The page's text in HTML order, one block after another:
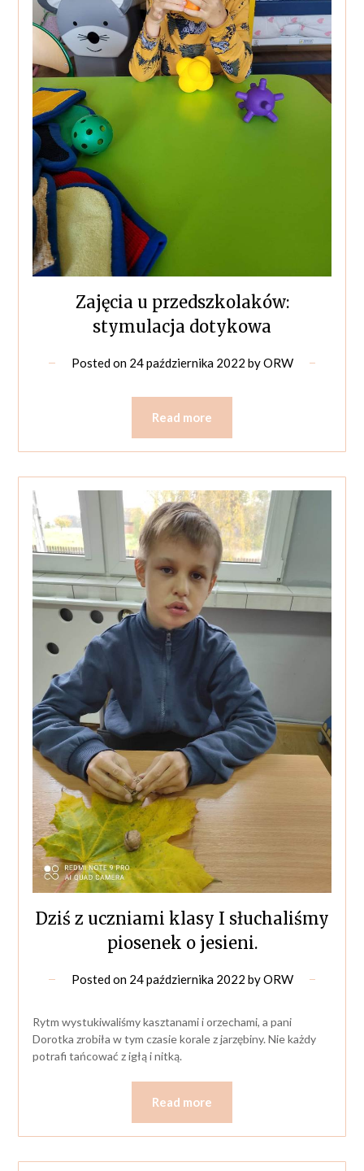
Zajęcia u przedszkolaków:
stymulacja dotykowa
Posted on 24 października 2022 byORW
Read more
Dziś z uczniami klasy I słuchaliśmy
piosenek o jesieni.
Posted on 24 października 2022 byORW
Rytm wystukiwaliśmy kasztanami i orzechami, a pani
Dorotka zrobiła w tym czasie korale z jarzębiny. Nie każdy
potrafi tańcować z igłą i nitką.
Read more